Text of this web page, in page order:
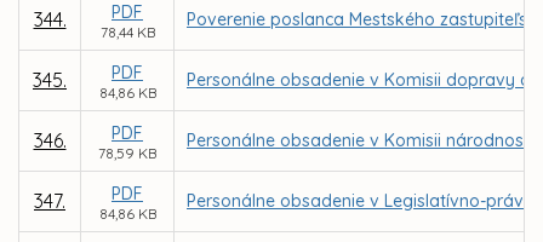
344. PDF
78,44 KB
Poverenie poslanca Mestského
345. PDF
84,86 KB
Personálne obsadenie v Komisii dopravy a
346. PDF
78,59 KB
Personálne obsadenie v Komisii
347. PDF
84,86 KB
Personálne obsadenie v Legislatívno-